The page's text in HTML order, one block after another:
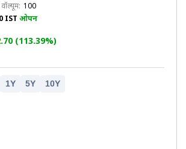
वॉल्यूम: 100
IST ओपन
(113.39%)
1Y 5Y 10Y